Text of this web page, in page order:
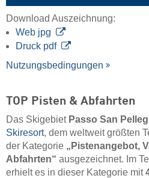
Download Auszeichnung:
Web jpg
Druck pdf
Nutzungsbedingungen
TOP Pisten & Abfahrten
Das Skigebiet Passo San
Skiresort, dem weltweit größten
der Kategorie „Pistenangebot,
Abfahrten“ ausgezeichnet. Im
erhielt es in dieser Kategorie mit